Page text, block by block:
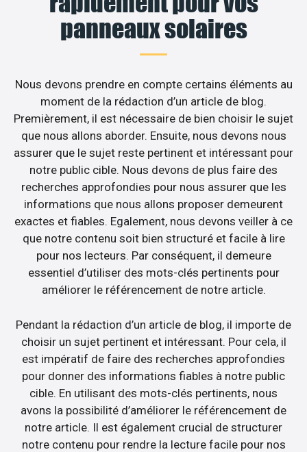
panneaux solaires
Nous devons prendre en compte certains éléments au
moment de la rédaction d’un article de blog.
Premièrement, il est nécessaire de bien choisir le sujet
que nous allons aborder. Ensuite, nous devons nous
assurer que le sujet reste pertinent et intéressant pour
notre public cible. Nous devons de plus faire des
recherches approfondies pour nous assurer que les
informations que nous allons proposer demeurent
exactes et fiables. Egalement, nous devons veiller à ce
que notre contenu soit bien structuré et facile à lire
pour nos lecteurs. Par conséquent, il demeure
essentiel d’utiliser des mots-clés pertinents pour
améliorer le référencement de notre article.
Pendant la rédaction d’un article de blog, il importe de
choisir un sujet pertinent et intéressant. Pour cela, il
est impératif de faire des recherches approfondies
pour donner des informations fiables à notre public
cible. En utilisant des mots-clés pertinents, nous
avons la possibilité d’améliorer le référencement de
notre article. Il est également crucial de structurer
notre contenu pour rendre la lecture facile pour nos